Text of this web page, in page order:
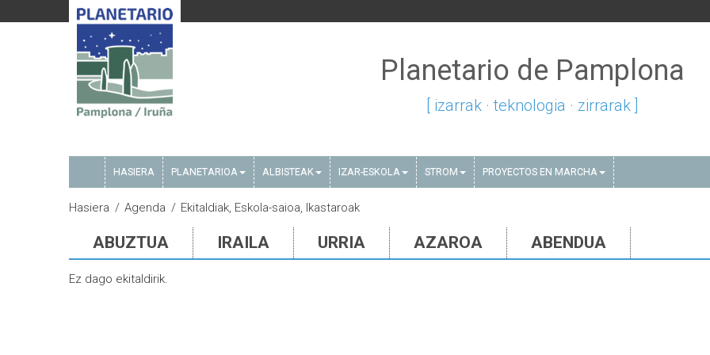
Planetario de Pamplona
[ izarrak · teknologia · zirrarak ]
HASIERA PLANETARIOA ALBISTEAK IZAR-ESKOLA STROM PROYECTOS EN MARCHA
Hasiera Agenda Ekitaldiak, Eskola-saioa, Ikastaroak
ABUZTUA IRAILA URRIA AZAROA ABENDUA
Ez dago ekitaldirik.